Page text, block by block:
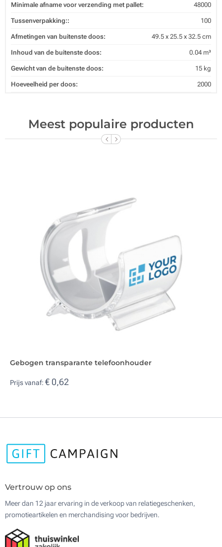
Minimale afname voor verzending met pallet: 48000
Tussenverpakking:: 100
Afmetingen van buitenste doos: 49.5 x 25.5 x 32.5 cm
Inhoud van de buitenste doos: 0.04 m³
Gewicht van de buitenste doos: 15 kg
Hoeveelheid per doos: 2000
Meest populaire producten
Gebogen transparante telefoonhouder
Prijs vanaf: € 0,62
Vertrouw op ons
Meer dan 12 jaar ervaring in de verkoop van relatiegeschenken,
promotieartikelen en merchandising voor bedrijven.